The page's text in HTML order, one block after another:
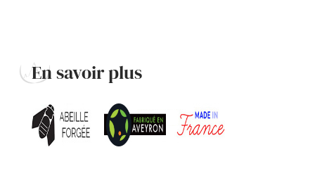
En savoir plus